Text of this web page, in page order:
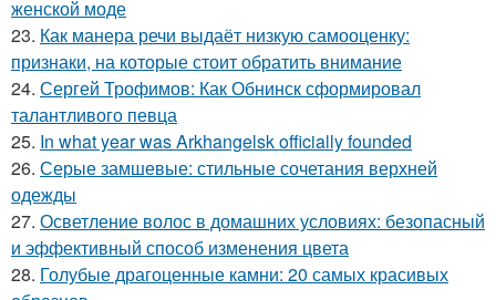
женской моде
23. Как манера речи выдаёт низкую самооценку:
признаки, на которые стоит обратить внимание
24. Сергей Трофимов: Как Обнинск сформировал
талантливого певца
25. In what year was Arkhangelsk officially founded
26. Серые замшевые: стильные сочетания верхней
одежды
27. Осветление волос в домашних условиях: безопасный
и эффективный способ изменения цвета
28. Голубые драгоценные камни: 20 самых красивых